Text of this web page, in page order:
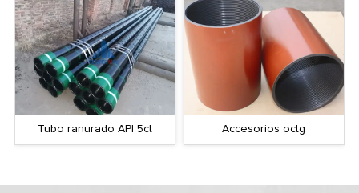
Tubo ranurado API 5ct Accesorios octg